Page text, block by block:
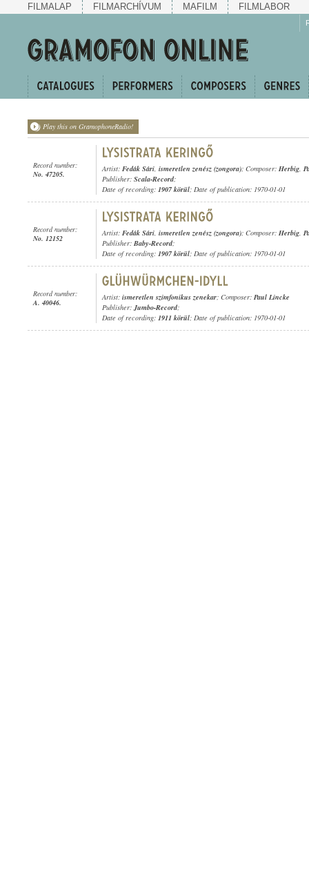
FILMALAP FILMARCHÍVUM MAFILM FILMLABOR
Play this on GramophoneRadio!
Record number:
No. 47205.
Artist: Fedák Sári, ismeretlen zenész (zongora); Composer: Herbig,
Publisher: Scala-Record;
Date of recording: 1907 körül; Date of publication: 1970-01-01
Record number:
No. 12152
Artist: Fedák Sári, ismeretlen zenész (zongora); Composer: Herbig,
Publisher: Baby-Record;
Date of recording: 1907 körül; Date of publication: 1970-01-01
Record number:
A. 40046.
Artist: ismeretlen szimfonikus zenekar; Composer: Paul Lincke
Publisher:Jumbo-Record;
Date of recording: 1911 körül; Date of publication: 1970-01-01